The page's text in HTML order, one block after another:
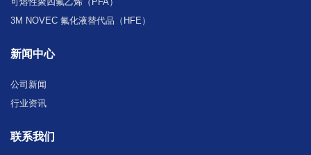
3M NOVEC 氟化液替代品（HFE）
新闻中心
公司新闻
行业资讯
联系我们